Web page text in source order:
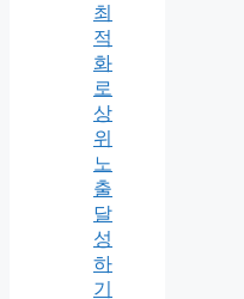
최
적
화
로
상
위
노
출
달
성
하
기